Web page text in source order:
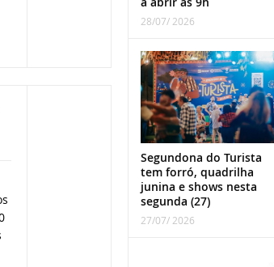
28/07/ 2026
Segundona do Turista
tem forró, quadrilha
junina e shows nesta
segunda (27)
27/07/ 2026